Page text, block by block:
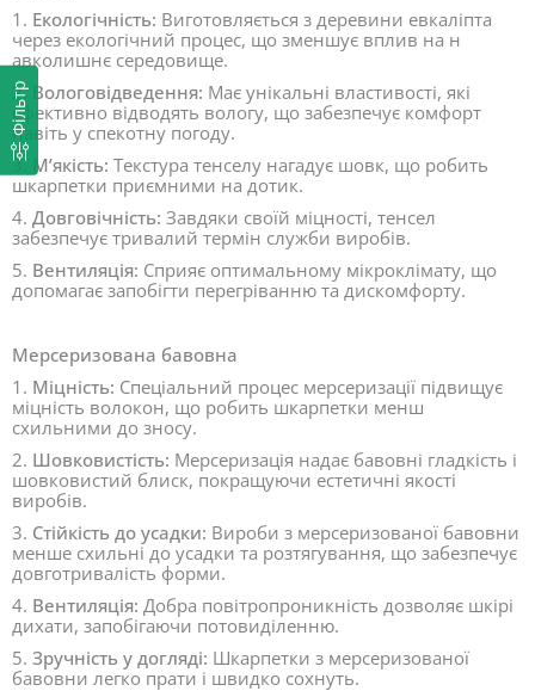
Фільтр
1. Екологічність: Виготовляється з деревини евкаліпта
через екологічний процес, що зменшує вплив на н
авколишнє середовище.
2. Вологовідведення: Має унікальні властивості, які
ефективно відводять вологу, що забезпечує комфорт
навіть у спекотну погоду.
3. М’якість: Текстура тенселу нагадує шовк, що робить
шкарпетки приємними на дотик.
4. Довговічність: Завдяки своїй міцності, тенсел
забезпечує тривалий термін служби виробів.
5. Вентиляція: Сприяє оптимальному мікроклімату, що
допомагає запобігти перегріванню та дискомфорту.
Мерсеризована бавовна
1. Міцність: Спеціальний процес мерсеризації підвищує
міцність волокон, що робить шкарпетки менш
схильними до зносу.
2. Шовковистість: Мерсеризація надає бавовні гладкість і
шовковистий блиск, покращуючи естетичні якості
виробів.
3. Стійкість до усадки: Вироби з мерсеризованої бавовни
менше схильні до усадки та розтягування, що забезпечує
довготривалість форми.
4. Вентиляція: Добра повітропроникність дозволяє шкірі
дихати, запобігаючи потовиділенню.
5. Зручність у догляді: Шкарпетки з мерсеризованої
бавовни легко прати і швидко сохнуть.